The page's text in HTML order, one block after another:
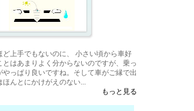
ど上手でもないのに、 小さい頃から車好
とはあまりよく分からないのですが、乗っ
やっぱり良いですね。そして車がご縁で出
ほんとにかけがえのない...
もっと見る